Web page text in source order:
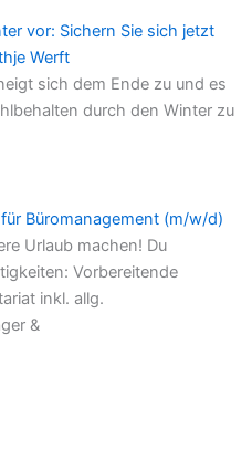
vor: Sichern Sie sich jetzt
Werft
sich dem Ende zu und es
durch den Winter zu
Büromanagement (m/w/d)
Urlaub machen! Du
Vorbereitende
inkl. allg.
&